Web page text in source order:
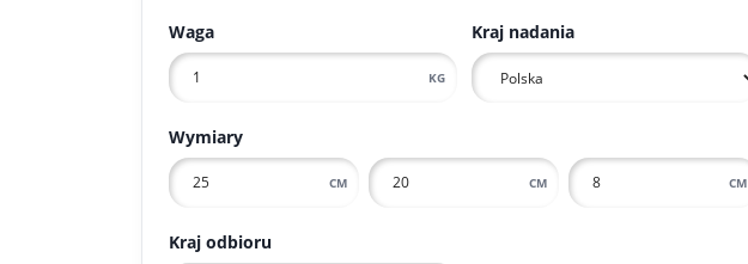
Waga
KG
Kraj nadania
Wymiary
CM CM CM
Kraj odbioru